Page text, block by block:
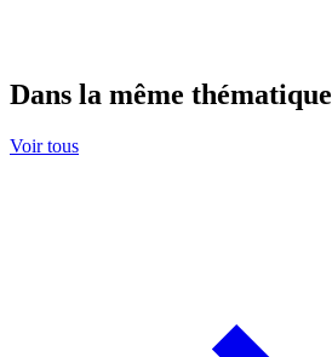
Dans la même thématique
Voir tous